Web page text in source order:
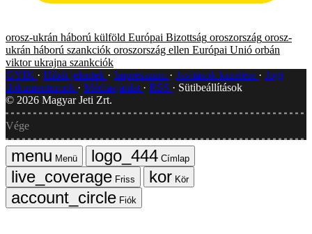
orosz-ukrán háború külföld Európai Bizottság oroszország orosz-
ukrán háború szankciók oroszország ellen Európai Unió orbán
viktor ukrajna szankciók
GYIK
Hibát jelentek Impresszum Javítások kezelése
Jogi
dokumentumok
Médiaajánlat RSS
Sütibeállítások
© 2026 Magyar Jeti Zrt.
Vége
Menü
Címlap
Friss
Kör
Fiók